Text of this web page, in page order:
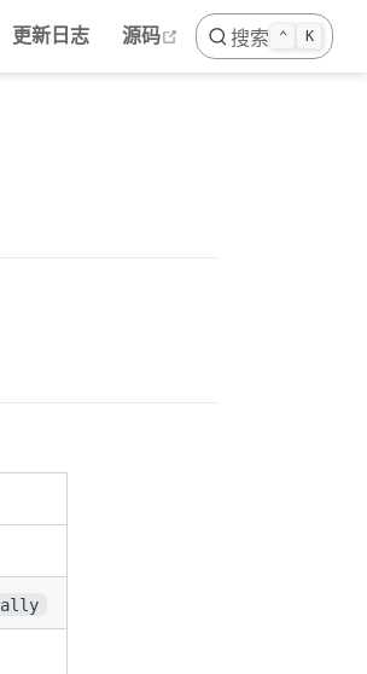
更新日志 源码 open in new window
搜索 ⌃ K